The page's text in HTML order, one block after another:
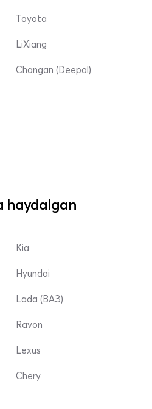
Toyota
LiXiang
Changan (Deepal)
haydalgan
Kia
Hyundai
Lada (ВАЗ)
Ravon
Lexus
Chery